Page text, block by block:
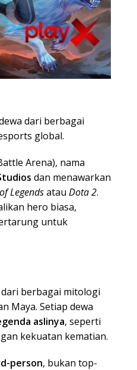
dari berbagai
global.
Arena), nama
dan menawarkan
Legendsatau Dota 2.
hero biasa,
untuk
dari berbagai mitologi
Maya. Setiap dewa
aslinya, seperti
kekuatan kematian.
person, bukan top-